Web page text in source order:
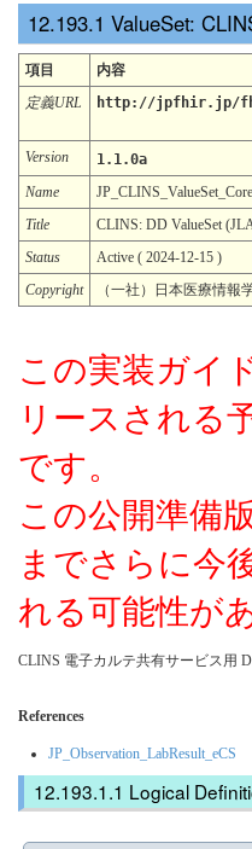
ValueSet:
項目
内容
定義URL
http://jpfhir.jp/fhir/
Version
1.1.0a
Name
Title
CLINS: DD ValueSet
Status
Active ( 2024-12-15 )
Copyright
（一社）日本医療情報
この実装ガイ
リースされる
です。
この公開準備
までさらに今
れる可能性が
CLINS 電子カルテ共有サービス用
References
JP_Observation_LabResult_eCS
Logical